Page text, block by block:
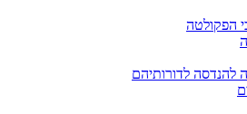
הפקולטה
להנדסה לדורותיהם